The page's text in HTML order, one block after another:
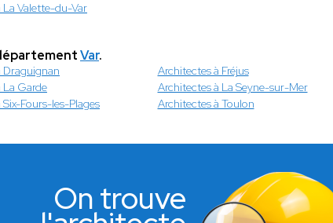
La Valette-du-Var
Var.
Draguignan Architectes à Fréjus
La Garde
Architectes à La Seyne-sur-Mer
Fours-les-Plages
Architectes à Toulon
On trouve